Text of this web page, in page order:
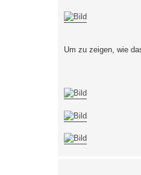
Um zu zeigen, wie